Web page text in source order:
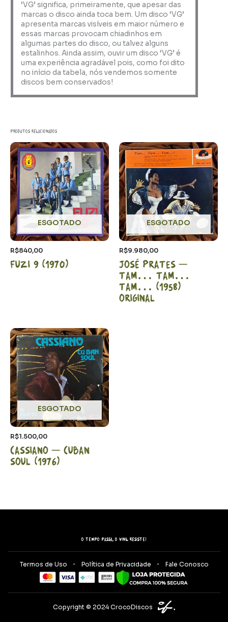
‘VG’ significa, primeiramente, que apesar das
marcas o disco ainda toca bem. Um disco ‘VG’
apresenta marcas visíveis em maior número e
essas marcas provocam chiadinhos em
algumas partes do disco, ou talvez alguns
estalinhos. Ainda assim, ouvir um disco ‘VG’ é
uma experiência agradável pois, como foi dito
no início da tabela, nós vendemos somente
discos bem conservados!
Produtos relacionados
ESGOTADO
R$840,00
Fuzi 9 (1970)
ESGOTADO
R$9.980,00
José Prates –
Tam… Tam…
Tam… (1958)
Original
ESGOTADO
R$1.500,00
Cassiano – Cuban
Soul (1976)
O tempo passa, o vinil resiste!
Termos de Uso Política de Privacidade Fale Conosco
Copyright © 2024 CrocoDiscos